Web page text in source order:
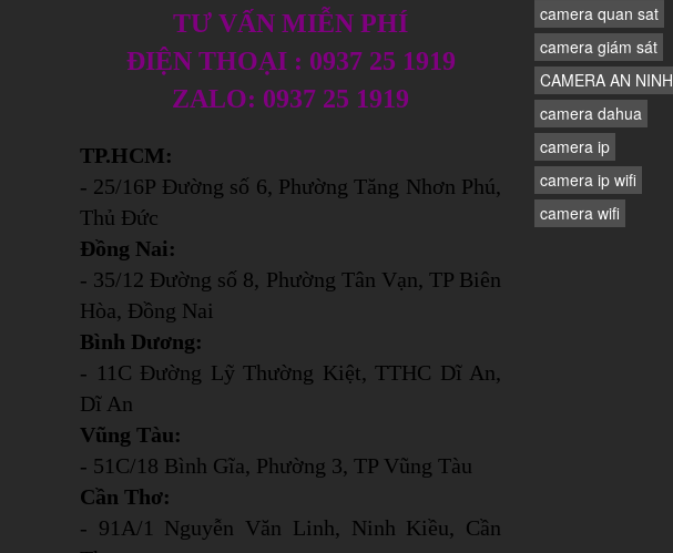
TƯ VẤN MIỄN PHÍ
ĐIỆN THOẠI : 0937 25 1919
ZALO: 0937 25 1919
TP.HCM:
- 25/16P Đường số 6, Phường Tăng Nhơn Phú,
Thủ Đức
Đồng Nai:
- 35/12 Đường số 8, Phường Tân Vạn, TP Biên
Hòa, Đồng Nai
Bình Dương:
- 11C Đường Lỹ Thường Kiệt, TTHC Dĩ An,
Dĩ An
Vũng Tàu:
- 51C/18 Bình Gĩa, Phường 3, TP Vũng Tàu
Cần Thơ:
- 91A/1 Nguyễn Văn Linh, Ninh Kiều, Cần
camera quan sat
camera giám sát
CAMERA AN NINH
camera dahua
camera ip
camera ip wifi
camera wifi